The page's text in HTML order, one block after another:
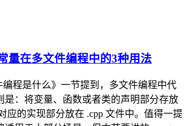
量在多文件编程中的3种用法
编程是什么》一节提到，多文件编程中代
是：将变量、函数或者类的声明部分存放
应的实现部分放在 .cpp 文件中。值得一提